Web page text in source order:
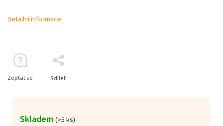
Skladem (>5 ks)
Detailní informace
Zeptat se Sdílet